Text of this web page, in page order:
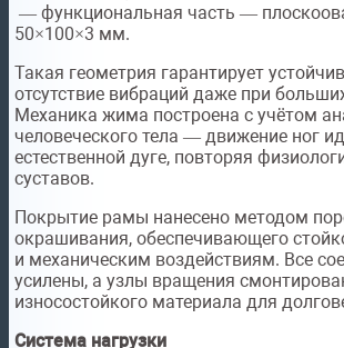
— функциональная часть —
50×100×3 мм.
Такая геометрия гарантирует
отсутствие вибраций даже при
Механика жима построена с учётом
человеческого тела — движение ног
естественной дуге, повторяя
суставов.
Покрытие рамы нанесено методом
окрашивания, обеспечивающего
и механическим воздействиям. Все
усилены, а узлы вращения
износостойкого материала для
Система нагрузки